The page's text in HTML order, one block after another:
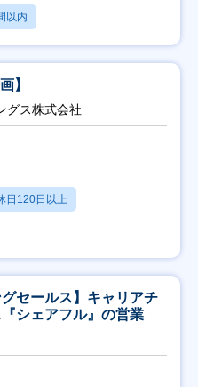
以内
】
グス株式会社
日120日以上
セールス】キャリアチ
シェアフル』の営業